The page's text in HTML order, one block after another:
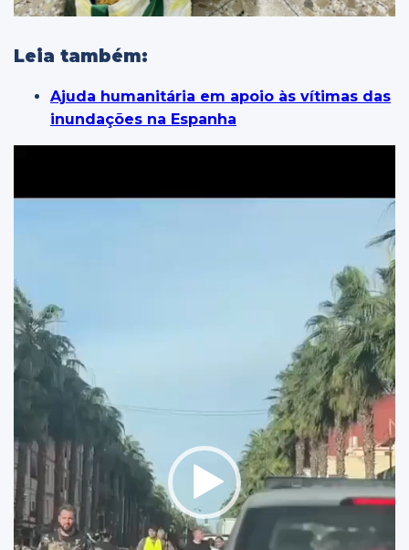
Leia também:
Ajuda humanitária em apoio às vítimas das
inundações na Espanha
vídeo